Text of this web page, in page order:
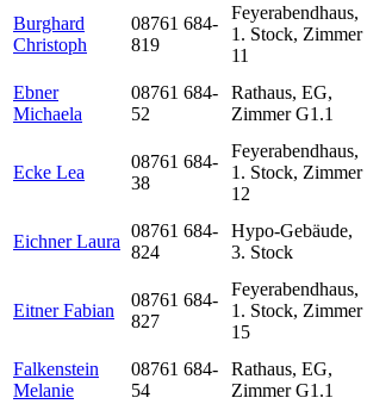
Burghard
Christoph
08761 684-
819
Feyerabendhaus,
1. Stock, Zimmer
11
Ebner
Michaela
08761 684-
52
Rathaus, EG,
Zimmer G1.1
Ecke Lea
08761 684-
38
Feyerabendhaus,
1. Stock, Zimmer
12
Eichner Laura
08761 684-
824
Hypo-Gebäude,
3. Stock
Eitner Fabian
08761 684-
827
Feyerabendhaus,
1. Stock, Zimmer
15
Falkenstein
Melanie
08761 684-
54
Rathaus, EG,
Zimmer G1.1